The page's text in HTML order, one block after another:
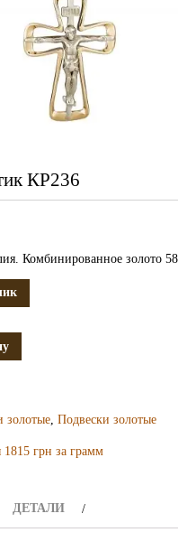
КР236
Комбинированное золото
золотые, Подвески золотые
1815 грн за грамм
ДЕТАЛИ